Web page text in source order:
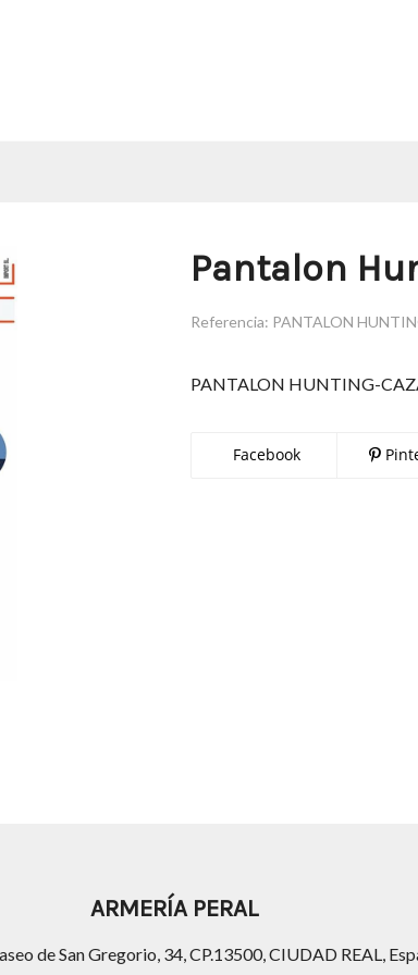
Pantalon
Referencia: PANTALON
PANTALON HUNTING-
Facebook
ARMERÍA PERAL
de San Gregorio, 34, CP.13500, CIUDAD REAL,